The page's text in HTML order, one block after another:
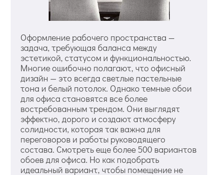
Оформление рабочего пространства —
задача, требующая баланса между
эстетикой, статусом и функциональностью.
Многие ошибочно полагают, что офисный
дизайн — это всегда светлые пастельные
тона и белый потолок. Однако темные обои
для офиса становятся все более
востребованным трендом. Они выглядят
эффектно, дорого и создают атмосферу
солидности, которая так важна для
переговоров и работы руководящего
состава. Смотреть еще более 500 вариантов
обоев для офиса. Но как подобрать
идеальный вариант, чтобы помещение не